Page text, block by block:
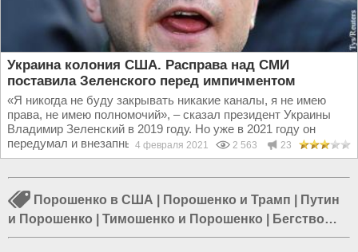
Украина колония США. Расправа над СМИ
поставила Зеленского перед импичментом
«Я никогда не буду закрывать никакие каналы, я не имею
права, не имею полномочий», – сказал президент Украины
Владимир Зеленский в 2019 году. Но уже в 2021 году он
передумал и внезапным указом прекратил...
4 февраля 2021 2 563 23
Порошенко в США Порошенко и Трамп
Путин
и Порошенко
Тимошенко и Порошенко
Бегство
Порошенко|Лукашенко и Порошенко|Порошенко и